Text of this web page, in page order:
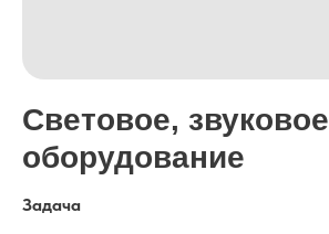
Световое, звуковое
оборудование
Задача